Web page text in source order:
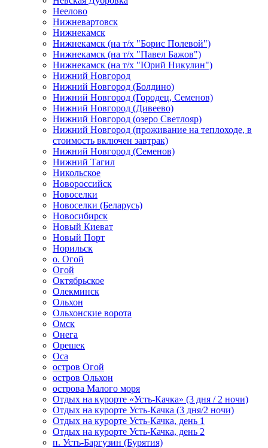
Неелово
Нижневартовск
Нижнекамск
Нижнекамск (на т/х "Борис Полевой")
Нижнекамск (на т/х "Павел Бажов")
Нижнекамск (на т/х "Юрий Никулин")
Нижний Новгород
Нижний Новгород (Болдино)
Нижний Новгород (Городец, Семенов)
Нижний Новгород (Дивеево)
Нижний Новгород (озеро Светлояр)
Нижний Новгород (проживание на теплоходе, в
стоимость включен завтрак)
Нижний Новгород (Семенов)
Нижний Тагил
Никольское
Новороссийск
Новоселки
Новоселки (Беларусь)
Новосибирск
Новый Киеват
Новый Порт
Норильск
о. Огой
Огой
Октябрьское
Олекминск
Ольхон
Ольхонские ворота
Омск
Онега
Орешек
Оса
остров Огой
остров Ольхон
острова Малого моря
Отдых на курорте «Усть-Качка» (3 дня / 2 ночи)
Отдых на курорте Усть-Качка (3 дня/2 ночи)
Отдых на курорте Усть-Качка, день 1
Отдых на курорте Усть-Качка, день 2
п. Усть-Баргузин (Бурятия)